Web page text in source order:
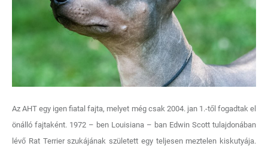
Az AHT egy igen fiatal fajta, melyet még csak 2004. jan 1.-től fogadtak el
önálló fajtaként. 1972 – ben Louisiana – ban Edwin Scott tulajdonában
lévő Rat Terrier szukájának született egy teljesen meztelen kiskutyája.